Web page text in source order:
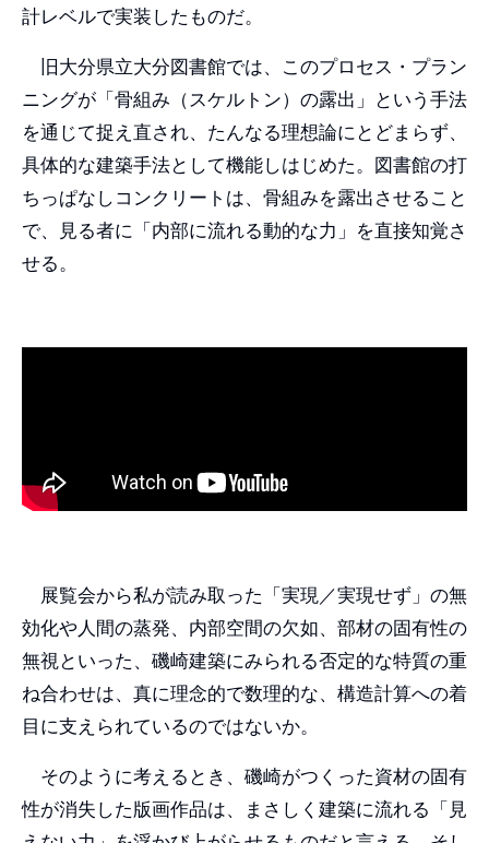
計レベルで実装したものだ。
旧大分県立大分図書館では、このプロセス・プラン
ニングが「骨組み（スケルトン）の露出」という手法
を通じて捉え直され、たんなる理想論にとどまらず、
具体的な建築手法として機能しはじめた。図書館の打
ちっぱなしコンクリートは、骨組みを露出させること
で、見る者に「内部に流れる動的な力」を直接知覚さ
せる。
展覧会から私が読み取った「実現／実現せず」の無
効化や人間の蒸発、内部空間の欠如、部材の固有性の
無視といった、磯崎建築にみられる否定的な特質の重
ね合わせは、真に理念的で数理的な、構造計算への着
目に支えられているのではないか。
そのように考えるとき、磯崎がつくった資材の固有
性が消失した版画作品は、まさしく建築に流れる「見